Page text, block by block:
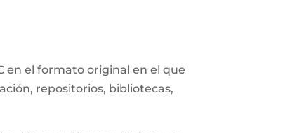
en el formato original en el que
repositorios, bibliotecas,